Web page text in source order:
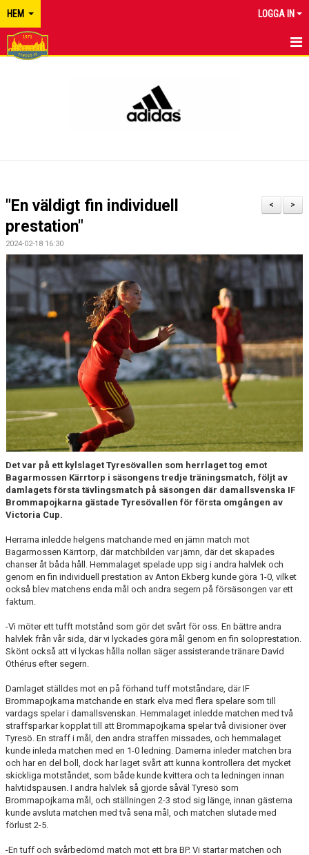
HEM LOGGA IN
>
<
"En väldigt fin individuell
prestation"
2024-02-18 16:30
Det var på ett kylslaget Tyresövallen som herrlaget tog emot
Bagarmossen Kärrtorp i säsongens tredje träningsmatch, följt av
damlagets första tävlingsmatch på säsongen där damallsvenska IF
Brommapojkarna gästade Tyresövallen för första omgången av
Victoria Cup.
Herrarna inledde helgens matchande med en jämn match mot
Bagarmossen Kärrtorp, där matchbilden var jämn, där det skapades
chanser åt båda håll. Hemmalaget spelade upp sig i andra halvlek och
genom en fin individuell prestation av Anton Ekberg kunde göra 1-0, vilket
också blev matchens enda mål och andra segern på försäsongen var ett
faktum.
-Vi möter ett tufft motstånd som gör det svårt för oss. En bättre andra
halvlek från vår sida, där vi lyckades göra mål genom en fin soloprestation.
Skönt också att vi lyckas hålla nollan säger assisterande tränare David
Othérus efter segern.
Damlaget ställdes mot en på förhand tuff motståndare, där IF
Brommapojkarna matchande en stark elva med flera spelare som till
vardags spelar i damallsvenskan. Hemmalaget inledde matchen med två
straffsparkar kopplat till att Brommapojkarna spelar två divisioner över
Tyresö. En straff i mål, den andra straffen missades, och hemmalaget
kunde inleda matchen med en 1-0 ledning. Damerna inleder matchen bra
och har en del boll, dock har laget svårt att kunna kontrollera det mycket
skickliga motståndet, som både kunde kvittera och ta ledningen innan
halvtidspausen. I andra halvlek så gjorde såväl Tyresö som
Brommapojkarna mål, och ställningen 2-3 stod sig länge, innan gästerna
kunde avsluta matchen med två sena mål, och matchen slutade med
förlust 2-5.
-En tuff och svårbedömd match mot ett bra BP. Vi startar matchen och